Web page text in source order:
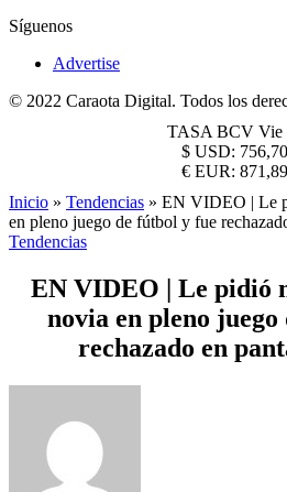
Síguenos
Advertise
© 2022 Caraota Digital. Todos los
TASA BCV Vie
$ USD:
€ EUR:
Inicio » Tendencias » EN VIDEO | Le
en pleno juego de fútbol y fue
Tendencias
EN VIDEO | Le pidió
novia en pleno
rechazado en